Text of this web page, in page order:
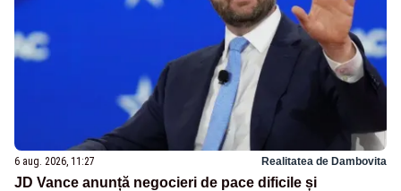
6 aug. 2026, 11:27 Realitatea de Dambovita
JD Vance anunță negocieri de pace dificile și